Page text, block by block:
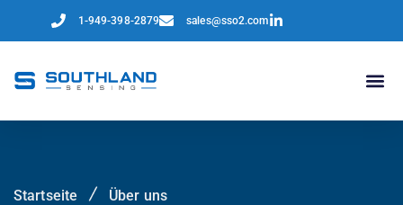
1-949-398-2879 sales@sso2.com
Startseite Über uns